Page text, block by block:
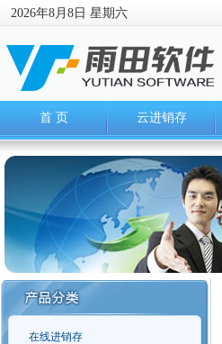
2026年8月8日 星期六
首 页 云进销存
在线进销存